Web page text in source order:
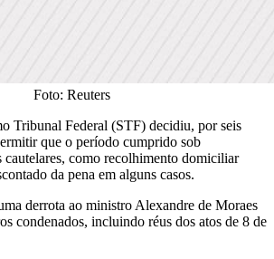
Foto: Reuters
Tribunal Federal (STF) decidiu, por seis
que o período cumprido sob
cautelares, como recolhimento domiciliar
da pena em alguns casos.
derrota ao ministro Alexandre de Moraes
condenados, incluindo réus dos atos de 8 de